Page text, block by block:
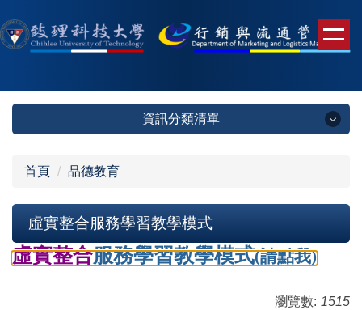
到
主
內
容
區
資訊分類清單
資訊分類清單
錄取榜單
首頁 品德教育
虛實整合服務學習教學模式
虛實整合服務學習教學模式(請點我)
瀏覽數: 1515